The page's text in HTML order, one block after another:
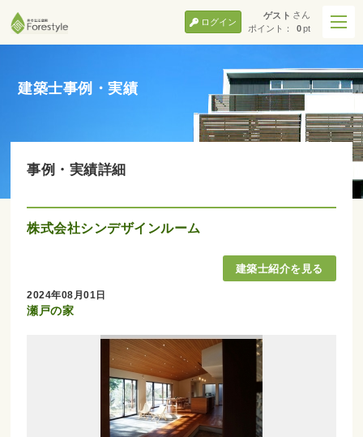
ゲスト さん
ポイント：
0pt
ログイン
建築士事例・実績
事例・実績詳細
株式会社シンデザインルーム
2024年08月01日
瀬戸の家